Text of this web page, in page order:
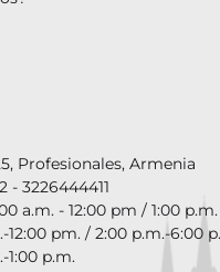
Profesionales, Armenia
- 3226444411
a.m. - 12:00 pm / 1:00
12:00 pm. / 2:00 p.m.-6:00
1:00 p.m.